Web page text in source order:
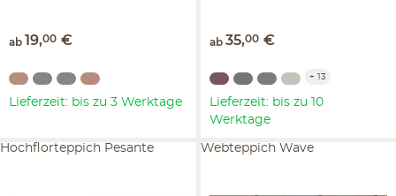
ab 19,00 €
Lieferzeit: bis zu 3 Werktage
ab 35,00 €
+ 13
Lieferzeit: bis zu 10
Werktage
Hochflorteppich Pesante Webteppich Wave